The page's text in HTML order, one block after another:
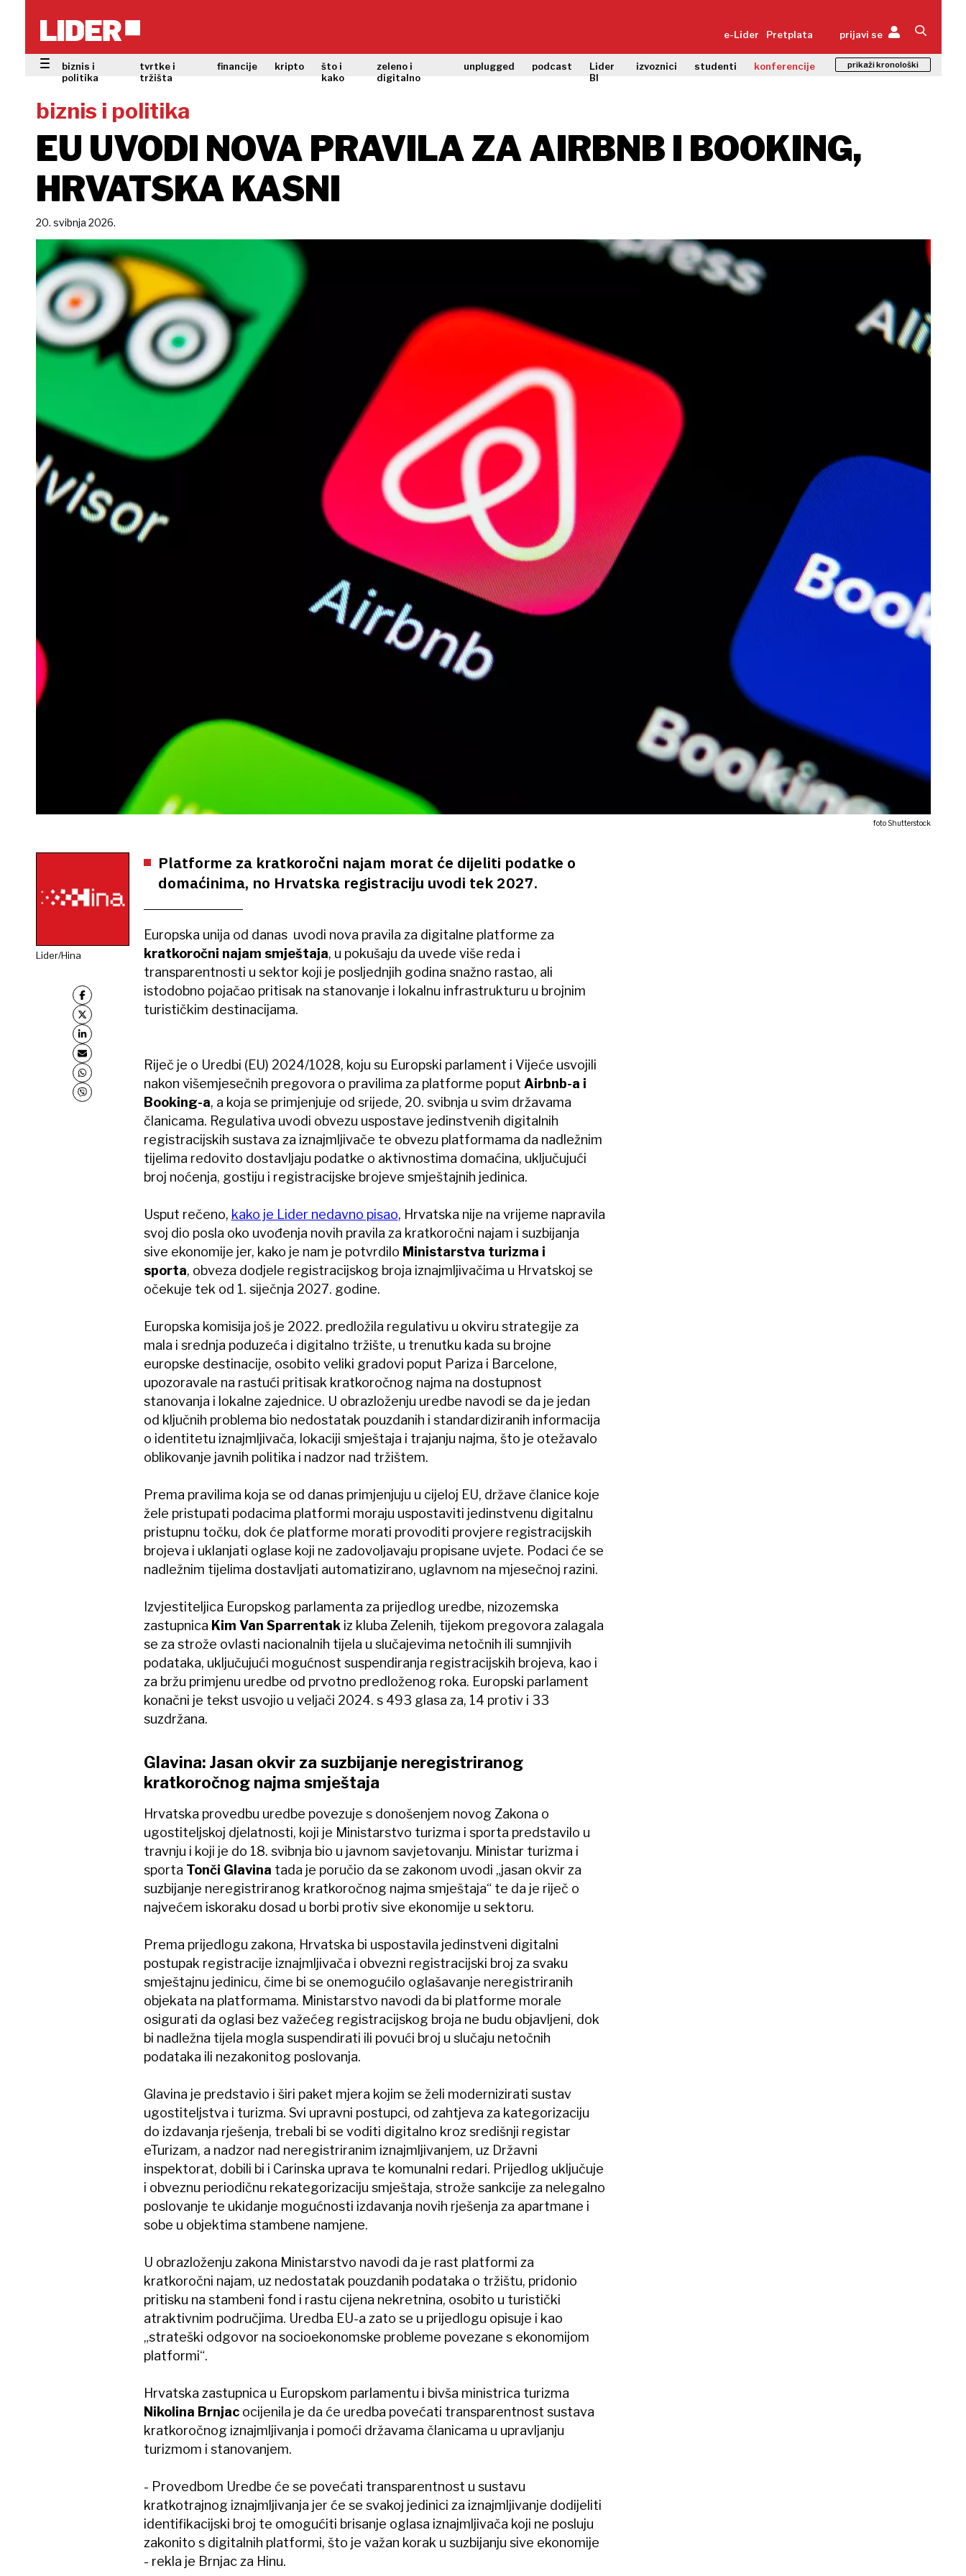
e-Lider Pretplata prijavi se
biznis i
politika
tvrtke i
tržišta
financije kripto
što i
kako
zeleno i
digitalno
unplugged podcast
Lider
BI
izvoznici studenti konferencije prikaži kronološki
biznis i politika
EU UVODI NOVA PRAVILA ZA AIRBNB I BOOKING,
HRVATSKA KASNI
20. svibnja 2026.
foto Shutterstock
Lider/Hina
Platforme za kratkoročni najam morat će dijeliti podatke o
domaćinima, no Hrvatska registraciju uvodi tek 2027.
Europska unija od danas uvodi nova pravila za digitalne platforme za
kratkoročni najam smještaja, u pokušaju da uvede više reda i
transparentnosti u sektor koji je posljednjih godina snažno rastao, ali
istodobno pojačao pritisak na stanovanje i lokalnu infrastrukturu u brojnim
turističkim destinacijama.
Riječ je o Uredbi (EU) 2024/1028, koju su Europski parlament i Vijeće usvojili
nakon višemjesečnih pregovora o pravilima za platforme poput Airbnb-a i
Booking-a, a koja se primjenjuje od srijede, 20. svibnja u svim državama
članicama. Regulativa uvodi obvezu uspostave jedinstvenih digitalnih
registracijskih sustava za iznajmljivače te obvezu platformama da nadležnim
tijelima redovito dostavljaju podatke o aktivnostima domaćina, uključujući
broj noćenja, gostiju i registracijske brojeve smještajnih jedinica.
Usput rečeno, kako je Lider nedavno pisao, Hrvatska nije na vrijeme napravila
svoj dio posla oko uvođenja novih pravila za kratkoročni najam i suzbijanja
sive ekonomije jer, kako je nam je potvrdilo Ministarstva turizma i
sporta, obveza dodjele registracijskog broja iznajmljivačima u Hrvatskoj se
očekuje tek od 1. siječnja 2027. godine.
Europska komisija još je 2022. predložila regulativu u okviru strategije za
mala i srednja poduzeća i digitalno tržište, u trenutku kada su brojne
europske destinacije, osobito veliki gradovi poput Pariza i Barcelone,
upozoravale na rastući pritisak kratkoročnog najma na dostupnost
stanovanja i lokalne zajednice. U obrazloženju uredbe navodi se da je jedan
od ključnih problema bio nedostatak pouzdanih i standardiziranih informacija
o identitetu iznajmljivača, lokaciji smještaja i trajanju najma, što je otežavalo
oblikovanje javnih politika i nadzor nad tržištem.
Prema pravilima koja se od danas primjenjuju u cijeloj EU, države članice koje
žele pristupati podacima platformi moraju uspostaviti jedinstvenu digitalnu
pristupnu točku, dok će platforme morati provoditi provjere registracijskih
brojeva i uklanjati oglase koji ne zadovoljavaju propisane uvjete. Podaci će se
nadležnim tijelima dostavljati automatizirano, uglavnom na mjesečnoj razini.
Izvjestiteljica Europskog parlamenta za prijedlog uredbe, nizozemska
zastupnica Kim Van Sparrentak iz kluba Zelenih, tijekom pregovora zalagala
se za strože ovlasti nacionalnih tijela u slučajevima netočnih ili sumnjivih
podataka, uključujući mogućnost suspendiranja registracijskih brojeva, kao i
za bržu primjenu uredbe od prvotno predloženog roka. Europski parlament
konačni je tekst usvojio u veljači 2024. s 493 glasa za, 14 protiv i 33
suzdržana.
Glavina: Jasan okvir za suzbijanje neregistriranog
kratkoročnog najma smještaja
Hrvatska provedbu uredbe povezuje s donošenjem novog Zakona o
ugostiteljskoj djelatnosti, koji je Ministarstvo turizma i sporta predstavilo u
travnju i koji je do 18. svibnja bio u javnom savjetovanju. Ministar turizma i
sporta Tonči Glavina tada je poručio da se zakonom uvodi „jasan okvir za
suzbijanje neregistriranog kratkoročnog najma smještaja“ te da je riječ o
najvećem iskoraku dosad u borbi protiv sive ekonomije u sektoru.
Prema prijedlogu zakona, Hrvatska bi uspostavila jedinstveni digitalni
postupak registracije iznajmljivača i obvezni registracijski broj za svaku
smještajnu jedinicu, čime bi se onemogućilo oglašavanje neregistriranih
objekata na platformama. Ministarstvo navodi da bi platforme morale
osigurati da oglasi bez važećeg registracijskog broja ne budu objavljeni, dok
bi nadležna tijela mogla suspendirati ili povući broj u slučaju netočnih
podataka ili nezakonitog poslovanja.
Glavina je predstavio i širi paket mjera kojim se želi modernizirati sustav
ugostiteljstva i turizma. Svi upravni postupci, od zahtjeva za kategorizaciju
do izdavanja rješenja, trebali bi se voditi digitalno kroz središnji registar
eTurizam, a nadzor nad neregistriranim iznajmljivanjem, uz Državni
inspektorat, dobili bi i Carinska uprava te komunalni redari. Prijedlog uključuje
i obveznu periodičnu rekategorizaciju smještaja, strože sankcije za nelegalno
poslovanje te ukidanje mogućnosti izdavanja novih rješenja za apartmane i
sobe u objektima stambene namjene.
U obrazloženju zakona Ministarstvo navodi da je rast platformi za
kratkoročni najam, uz nedostatak pouzdanih podataka o tržištu, pridonio
pritisku na stambeni fond i rastu cijena nekretnina, osobito u turistički
atraktivnim područjima. Uredba EU-a zato se u prijedlogu opisuje i kao
„strateški odgovor na socioekonomske probleme povezane s ekonomijom
platformi“.
Hrvatska zastupnica u Europskom parlamentu i bivša ministrica turizma
Nikolina Brnjacocijenila je da će uredba povećati transparentnost sustava
kratkoročnog iznajmljivanja i pomoći državama članicama u upravljanju
turizmom i stanovanjem.
- Provedbom Uredbe će se povećati transparentnost u sustavu
kratkotrajnog iznajmljivanja jer će se svakoj jedinici za iznajmljivanje dodijeliti
identifikacijski broj te omogućiti brisanje oglasa iznajmljivača koji ne posluju
zakonito s digitalnih platformi, što je važan korak u suzbijanju sive ekonomije
- rekla je Brnjac za Hinu.